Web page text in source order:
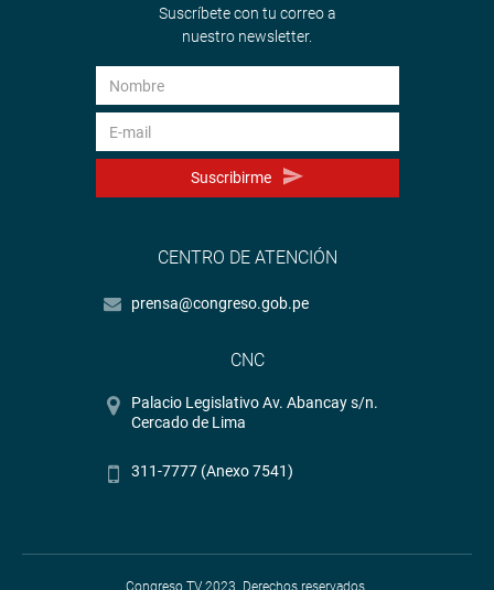
Suscríbete con tu correo a
nuestro newsletter.
Suscribirme
CENTRO DE ATENCIÓN
prensa@congreso.gob.pe
CNC
Palacio Legislativo Av. Abancay s/n.
Cercado de Lima
311-7777 (Anexo 7541)
Congreso TV 2023. Derechos reservados.